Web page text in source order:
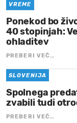
VREME
Ponekod bo
40 stopinjah:
ohladitev
PREBERI VEČ…
SLOVENIJA
Spolnega
zvabili tudi
PREBERI VEČ…